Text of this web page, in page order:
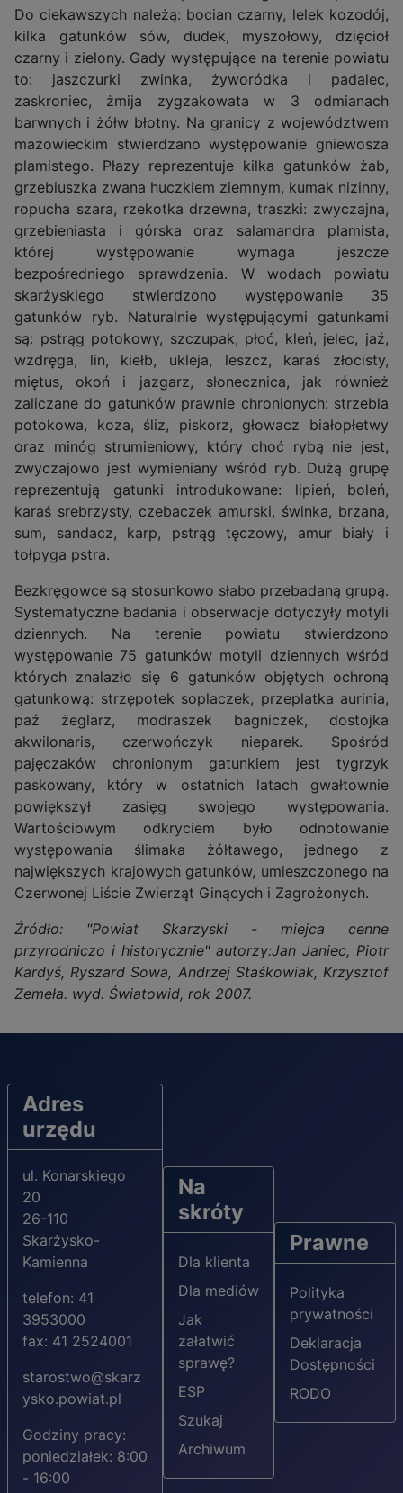
Do ciekawszych należą: bocian czarny, lelek kozodój,
kilka gatunków sów, dudek, myszołowy, dzięcioł
czarny i zielony. Gady występujące na terenie powiatu
to: jaszczurki zwinka, żyworódka i padalec,
zaskroniec, żmija zygzakowata w 3 odmianach
barwnych i żółw błotny. Na granicy z województwem
mazowieckim stwierdzano występowanie gniewosza
plamistego. Płazy reprezentuje kilka gatunków żab,
grzebiuszka zwana huczkiem ziemnym, kumak nizinny,
ropucha szara, rzekotka drzewna, traszki: zwyczajna,
grzebieniasta i górska oraz salamandra plamista,
której występowanie wymaga jeszcze
bezpośredniego sprawdzenia. W wodach powiatu
skarżyskiego stwierdzono występowanie 35
gatunków ryb. Naturalnie występującymi gatunkami
są: pstrąg potokowy, szczupak, płoć, kleń, jelec, jaź,
wzdręga, lin, kiełb, ukleja, leszcz, karaś złocisty,
miętus, okoń i jazgarz, słonecznica, jak również
zaliczane do gatunków prawnie chronionych: strzebla
potokowa, koza, śliz, piskorz, głowacz białopłetwy
oraz minóg strumieniowy, który choć rybą nie jest,
zwyczajowo jest wymieniany wśród ryb. Dużą grupę
reprezentują gatunki introdukowane: lipień, boleń,
karaś srebrzysty, czebaczek amurski, świnka, brzana,
sum, sandacz, karp, pstrąg tęczowy, amur biały i
tołpyga pstra.
Bezkręgowce są stosunkowo słabo przebadaną grupą.
Systematyczne badania i obserwacje dotyczyły motyli
dziennych. Na terenie powiatu stwierdzono
występowanie 75 gatunków motyli dziennych wśród
których znalazło się 6 gatunków objętych ochroną
gatunkową: strzępotek soplaczek, przeplatka aurinia,
paź żeglarz, modraszek bagniczek, dostojka
akwilonaris, czerwończyk nieparek. Spośród
pajęczaków chronionym gatunkiem jest tygrzyk
paskowany, który w ostatnich latach gwałtownie
powiększył zasięg swojego występowania.
Wartościowym odkryciem było odnotowanie
występowania ślimaka żółtawego, jednego z
największych krajowych gatunków, umieszczonego na
Czerwonej Liście Zwierząt Ginących i Zagrożonych.
Źródło: "Powiat Skarzyski - miejca cenne
przyrodniczo i historycznie" autorzy:Jan Janiec, Piotr
Kardyś, Ryszard Sowa, Andrzej Staśkowiak, Krzysztof
Zemeła. wyd. Światowid, rok 2007.
Adres
urzędu
ul. Konarskiego
20
26-110
Skarżysko-
Kamienna
telefon: 41
3953000
fax: 41 2524001
starostwo@skarz
ysko.powiat.pl
Godziny pracy:
poniedziałek: 8:00
- 16:00
Na
skróty
Dla klienta
Dla mediów
Jak
załatwić
sprawę?
ESP
Szukaj
Archiwum
Prawne
Polityka
prywatności
Deklaracja
Dostępności
RODO